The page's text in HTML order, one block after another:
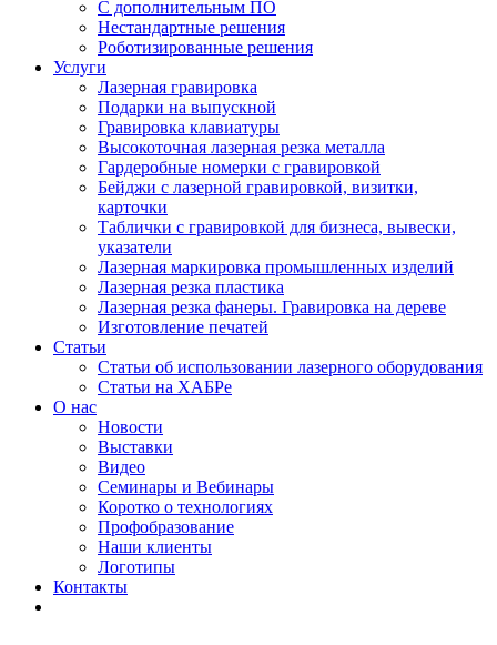
С дополнительным ПО
Нестандартные решения
Роботизированные решения
Услуги
Лазерная гравировка
Подарки на выпускной
Гравировка клавиатуры
Высокоточная лазерная резка металла
Гардеробные номерки с гравировкой
Бейджи с лазерной гравировкой, визитки,
карточки
Таблички с гравировкой для бизнеса, вывески,
указатели
Лазерная маркировка промышленных изделий
Лазерная резка пластика
Лазерная резка фанеры. Гравировка на дереве
Изготовление печатей
Статьи
Статьи об использовании лазерного оборудования
Статьи на ХАБРе
О нас
Новости
Выставки
Видео
Семинары и Вебинары
Коротко о технологиях
Профобразование
Наши клиенты
Логотипы
Контакты